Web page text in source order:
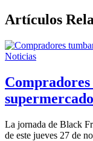
Artículos
Noticias
supermercado
La jornada de Black
de este jueves 27 de